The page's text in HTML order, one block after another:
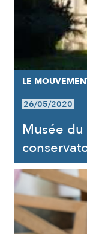
LE
26/05/2020
Musée